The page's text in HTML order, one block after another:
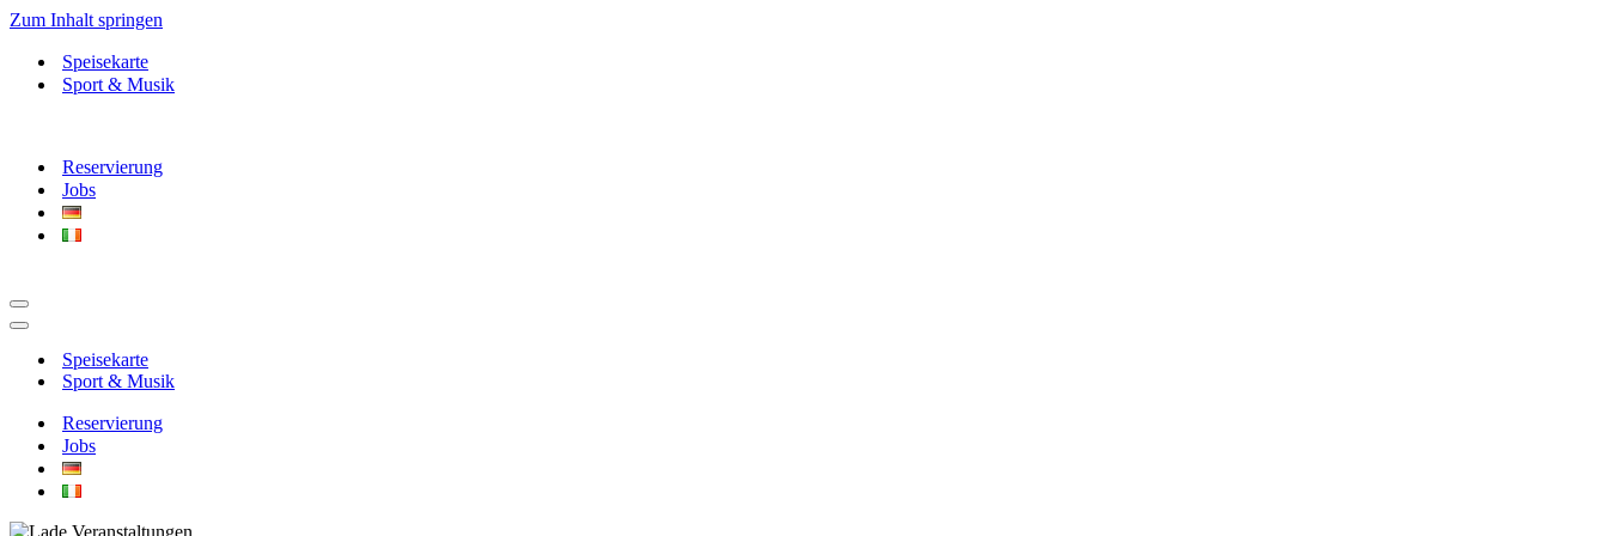
Zum Inhalt springen
Speisekarte
Sport & Musik
Reservierung
Jobs
Navigationsmenü
Navigationsmenü
Speisekarte
Sport & Musik
Reservierung
Jobs